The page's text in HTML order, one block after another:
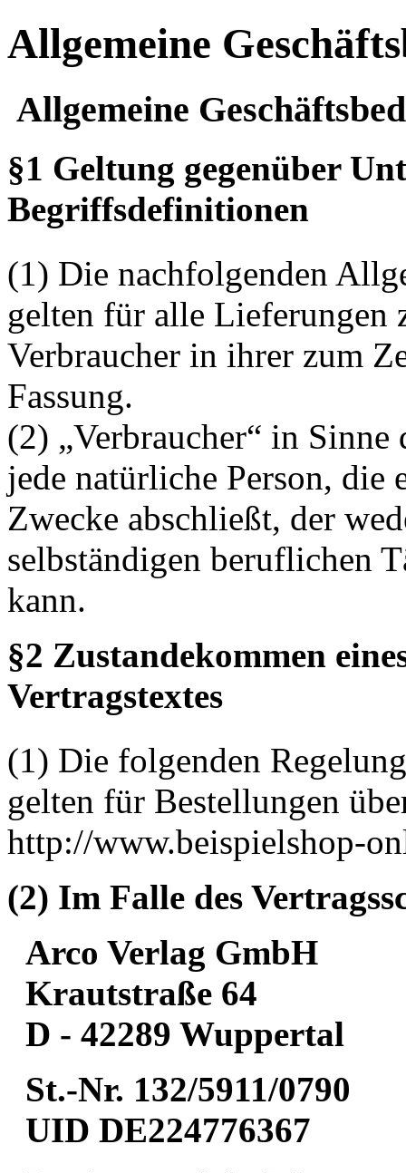
Allgemeine
Allgemeine
§1 Geltung gegenüber
Begriffsdefinitionen
(1) Die nachfolgenden
gelten für alle Lieferungen
Verbraucher in ihrer zum
Fassung.
(2) „Verbraucher“ in Sinne
jede natürliche Person, die
Zwecke abschließt, der
selbständigen beruflichen
kann.
§2 Zustandekommen
Vertragstextes
(1) Die folgenden
gelten für Bestellungen
http://www.beispielshop-
(2) Im Falle des
Arco Verlag GmbH
Krautstraße 64
D - 42289 Wuppertal
St.-Nr. 132/5911/0790
UID DE224776367